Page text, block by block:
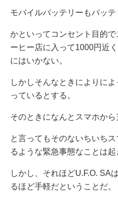
モバイルバッテリーもバッテ
かといってコンセント目的
ーヒー店に入って1000円近
にはいかない。
しかしそんなときによりに
っているとする。
そのときになんとスマホから
と言ってもそのないちいち
るような緊急事態なことは起
しかし、それほどU.F.O. SA
るほど手軽だということだ。